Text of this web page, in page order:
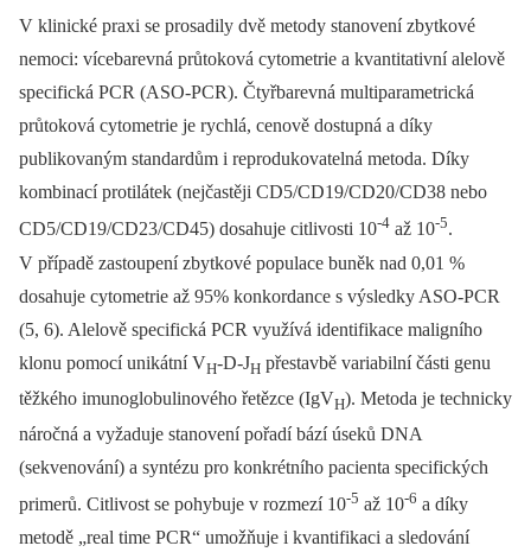
V klinické praxi se prosadily dvě metody stanovení zbytkové
nemoci: vícebarevná průtoková cytometrie a kvantitativní alelově
specifická PCR (ASO-PCR). Čtyřbarevná multiparametrická
průtoková cytometrie je rychlá, cenově dostupná a díky
publikovaným standardům i reprodukovatelná metoda. Díky
kombinací protilátek (nejčastěji CD5/CD19/CD20/CD38 nebo
CD5/CD19/CD23/CD45) dosahuje citlivosti 10-4 až 10-5.
V případě zastoupení zbytkové populace buněk nad 0,01 %
dosahuje cytometrie až 95% konkordance s výsledky ASO-PCR
(5, 6). Alelově specifická PCR využívá identifikace maligního
klonu pomocí unikátní VH-D-JH přestavbě variabilní části genu
těžkého imunoglobulinového řetězce (IgVH). Metoda je technicky
náročná a vyžaduje stanovení pořadí bází úseků DNA
(sekvenování) a syntézu pro konkrétního pacienta specifických
primerů. Citlivost se pohybuje v rozmezí 10-5 až 10-6 a díky
metodě „real time PCR“ umožňuje i kvantifikaci a sledování